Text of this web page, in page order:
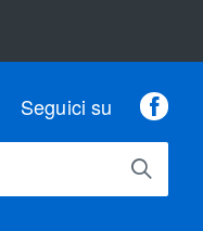
Seguici su